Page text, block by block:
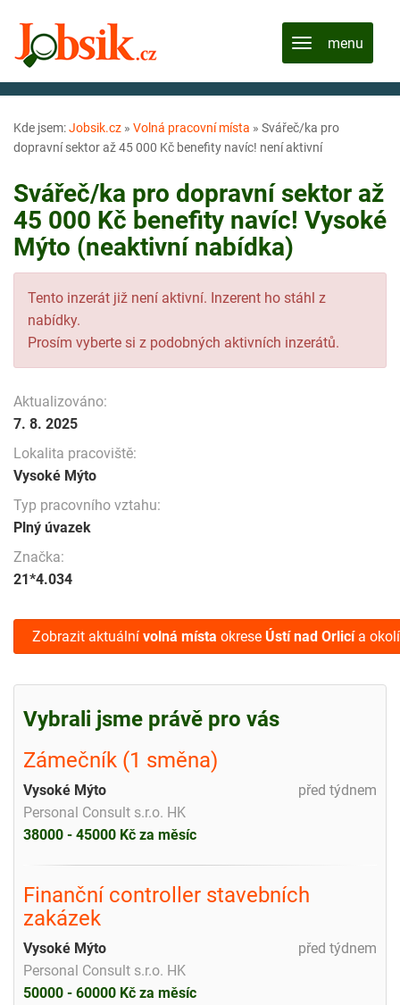
Kde jsem:Jobsik.cz » Volná pracovní místa » Svářeč/ka pro
dopravní sektor až 45 000 Kč benefity navíc! není aktivní
Svářeč/ka pro dopravní sektor až
45 000 Kč benefity navíc! Vysoké
Mýto (neaktivní nabídka)
Tento inzerát již není aktivní. Inzerent ho stáhl z
nabídky.
Prosím vyberte si z podobných aktivních inzerátů.
Aktualizováno:
7. 8. 2025
Lokalita pracoviště:
Vysoké Mýto
Typ pracovního vztahu:
Plný úvazek
Značka:
21*4.034
Zobrazit aktuální volná místa okrese Ústí nad Orlicía okolí
Vybrali jsme právě pro vás
Zámečník (1 směna)
před týdnem
Vysoké Mýto
Personal Consult s.r.o. HK
38000 - 45000 Kč za měsíc
Finanční controller stavebních
zakázek
před týdnem
Vysoké Mýto
Personal Consult s.r.o. HK
50000 - 60000 Kč za měsíc